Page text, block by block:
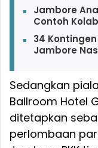
Jambore
Contoh
34
Jambore
Sedangkan
Ballroom Hotel
ditetapkan
perlombaan